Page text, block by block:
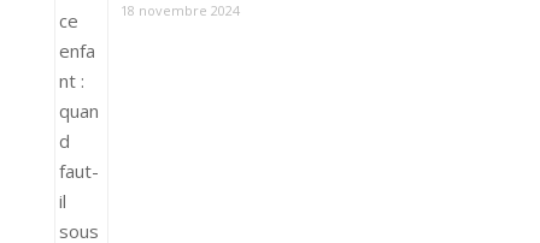
18 novembre 2024